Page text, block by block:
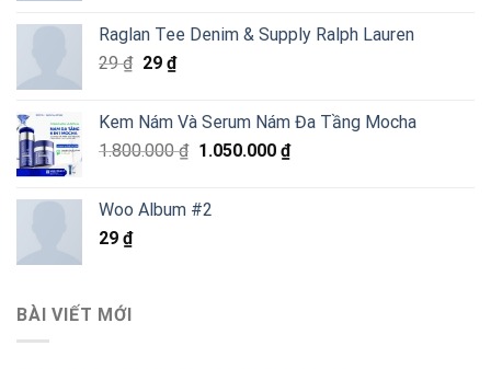
29 ₫.là:
29 ₫.
Raglan Tee Denim & Supply Ralph Lauren
29₫ Giá
29 ₫.
29 ₫Giá
là:
29 ₫.
Kem Nám Và Serum Nám Đa Tầng Mocha
1.800.000₫ Giá
1.800.000 ₫.
1.050.000 ₫Giá
Woo Album #2
29 ₫
BÀI VIẾT MỚI